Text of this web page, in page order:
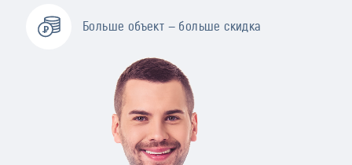
Больше объект — больше скидка